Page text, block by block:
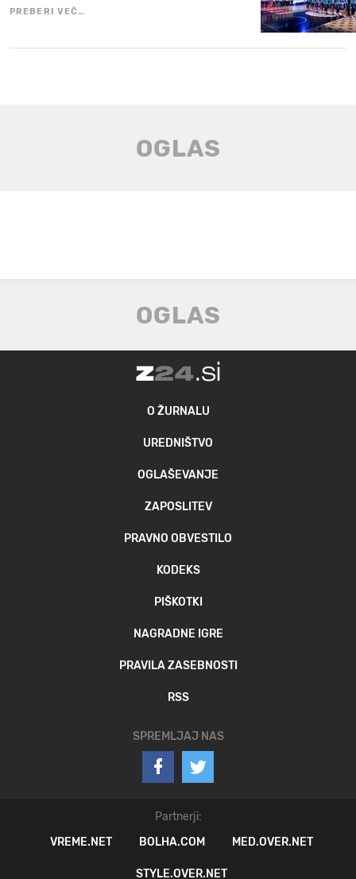
PREBERI VEČ…
O ŽURNALU
UREDNIŠTVO
OGLAŠEVANJE
ZAPOSLITEV
PRAVNO OBVESTILO
KODEKS
PIŠKOTKI
NAGRADNE IGRE
PRAVILA ZASEBNOSTI
RSS
SPREMLJAJ NAS
Partnerji:
VREME.NET
BOLHA.COM MED.OVER.NET
STYLE.OVER.NET